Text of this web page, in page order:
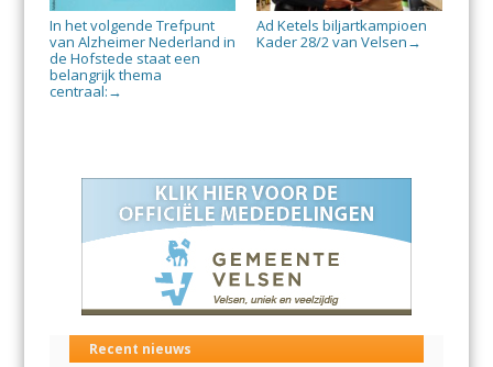
In het volgende Trefpunt
van Alzheimer Nederland in
de Hofstede staat een
belangrijk thema
centraal: →
Ad Ketels biljartkampioen
Kader 28/2 van Velsen →
Recent nieuws